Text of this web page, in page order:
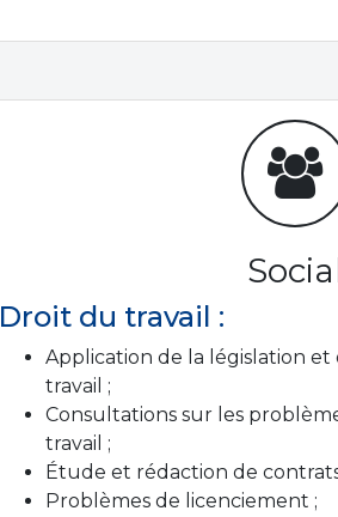
Droit du travail :
Application de la législation
travail ;
Consultations sur les
travail ;
Étude et rédaction de
Problèmes de licenciement ;